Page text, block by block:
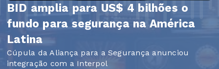
BID amplia para US$ 4 bilhões o
fundo para segurança na América
Latina
Cúpula da Aliança para a Segurança anunciou
integração com a Interpol